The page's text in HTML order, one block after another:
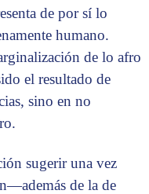
de por sí lo
humano.
de lo afro
el resultado de
sino en no
sugerir una vez
de la de